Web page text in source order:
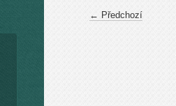
← Předchozí